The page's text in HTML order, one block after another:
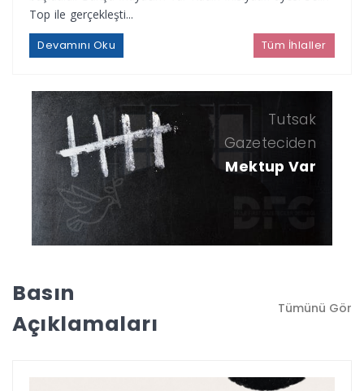
Top ile gerçekleşti...
Devamını Oku
Tüm İhlaller
Tutsak
Gazeteciden
Mektup Var
Basın
Açıklamaları
Tümünü Gör